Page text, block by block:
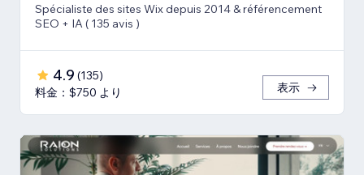
Spécialiste des sites Wix depuis 2014 & référencement
SEO + IA ( 135 avis )
4.9 (135)
料金：$750 より
表示